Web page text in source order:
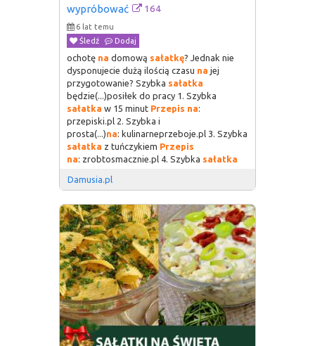
wypróbować
164
6 lat temu
Śledź
Dodaj
ochotę na domową sałatkę? Jednak nie
dysponujecie dużą ilością czasu na jej
przygotowanie? Szybka sałatka
będzie(...)posiłek do pracy 1. Szybka
sałatka w 15 minut Przepis na:
przepiski.pl 2. Szybka i
prosta(...)na: kulinarneprzeboje.pl 3. Szybka
sałatka z tuńczykiem Przepis
na: zrobtosmacznie.pl 4. Szybka sałatka
Damusia.pl